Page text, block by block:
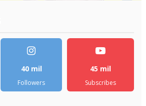
40 mil
Followers
45 mil
Subscribes